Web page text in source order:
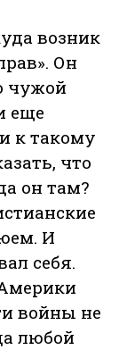
возник
Он
чужой
еще
к такому
что
он там?
И
себя.
войны не
любой